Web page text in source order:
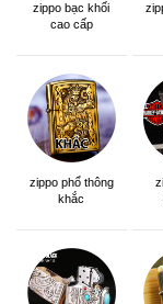
zippo bạc khối
cao cấp
zippo phổ thông
khắc